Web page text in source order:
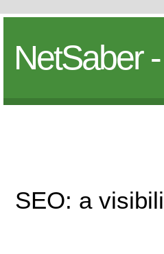
NetSaber
SEO: a